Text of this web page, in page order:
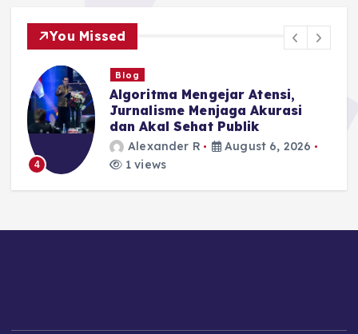
You Missed
4
Blog
Algoritma Mengejar Atensi,
Jurnalisme Menjaga Akurasi
dan Akal Sehat Publik
Alexander R
August 6, 2026
1 views